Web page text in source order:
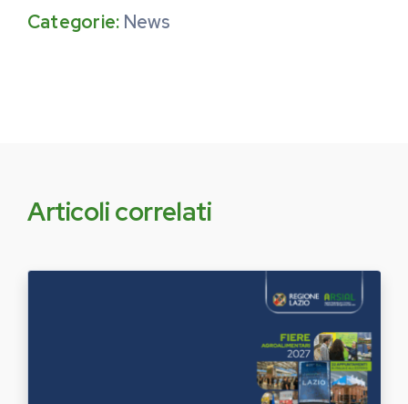
Categorie: News
Articoli correlati